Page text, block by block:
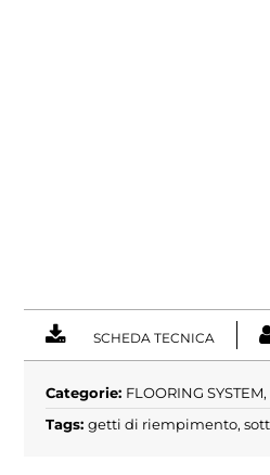
SCHEDA TECNICA
Categorie: FLOORING SYSTEM,
Tags: getti di riempimento,